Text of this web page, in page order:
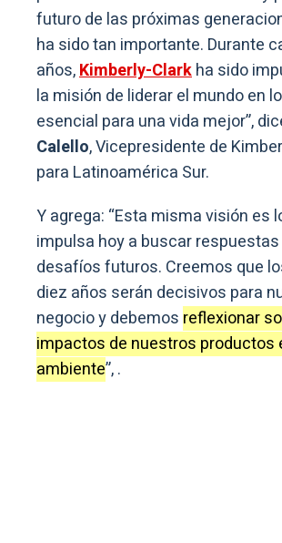
futuro de las próximas
ha sido tan importante. Durante
años,Kimberly-Clarkha sido
la misión de liderar el mundo en
esencial para una vida mejor”,
Calello, Vicepresidente de
para Latinoamérica Sur.
Y agrega: “Esta misma visión es
impulsa hoy a buscar
desafíos futuros. Creemos que
diez años serán decisivos para
negocio y debemos reflexionar
impactos de nuestros productos
ambiente”, .